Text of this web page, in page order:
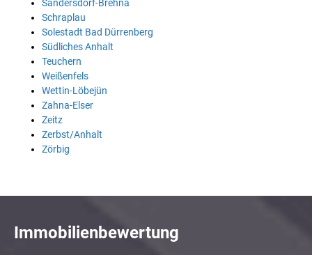
Sandersdorf-Brehna
Schraplau
Solestadt Bad Dürrenberg
Südliches Anhalt
Teuchern
Weißenfels
Wettin-Löbejün
Zahna-Elser
Zeitz
Zerbst/Anhalt
Zörbig
Immobilienbewertung